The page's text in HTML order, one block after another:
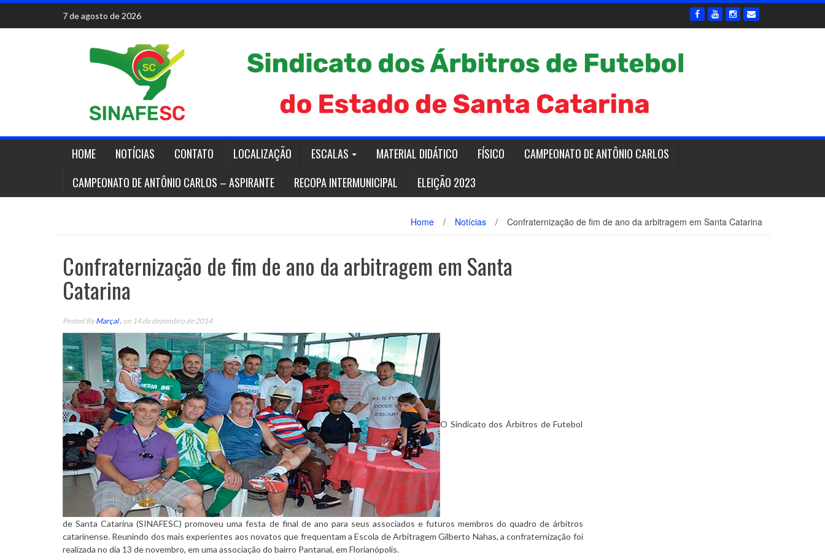
Skip
content
7 de agosto de 2026
HOME NOTÍCIAS CONTATO LOCALIZAÇÃO ESCALAS MATERIAL DIDÁTICO FÍSICO
CAMPEONATO DE ANTÔNIO CARLOS
CAMPEONATO DE ANTÔNIO CARLOS – ASPIRANTE
RECOPA INTERMUNICIPAL ELEIÇÃO 2023
Home / Notícias / Confraternização de fim de ano da arbitragem em Santa Catarina
Confraternização de fim de ano da arbitragem em Santa
Catarina
Posted ByMarçal . on 14 de dezembro de 2014
O Sindicato dos Árbitros de Futebol
de Santa Catarina (SINAFESC) promoveu uma festa de final de ano para seus associados e futuros membros do quadro de árbitros
catarinense. Reunindo dos mais experientes aos novatos que frequentam a Escola de Arbitragem Gilberto Nahas, a confraternização foi
realizada no dia 13 de novembro, em uma associação do bairro Pantanal, em Florianópolis.